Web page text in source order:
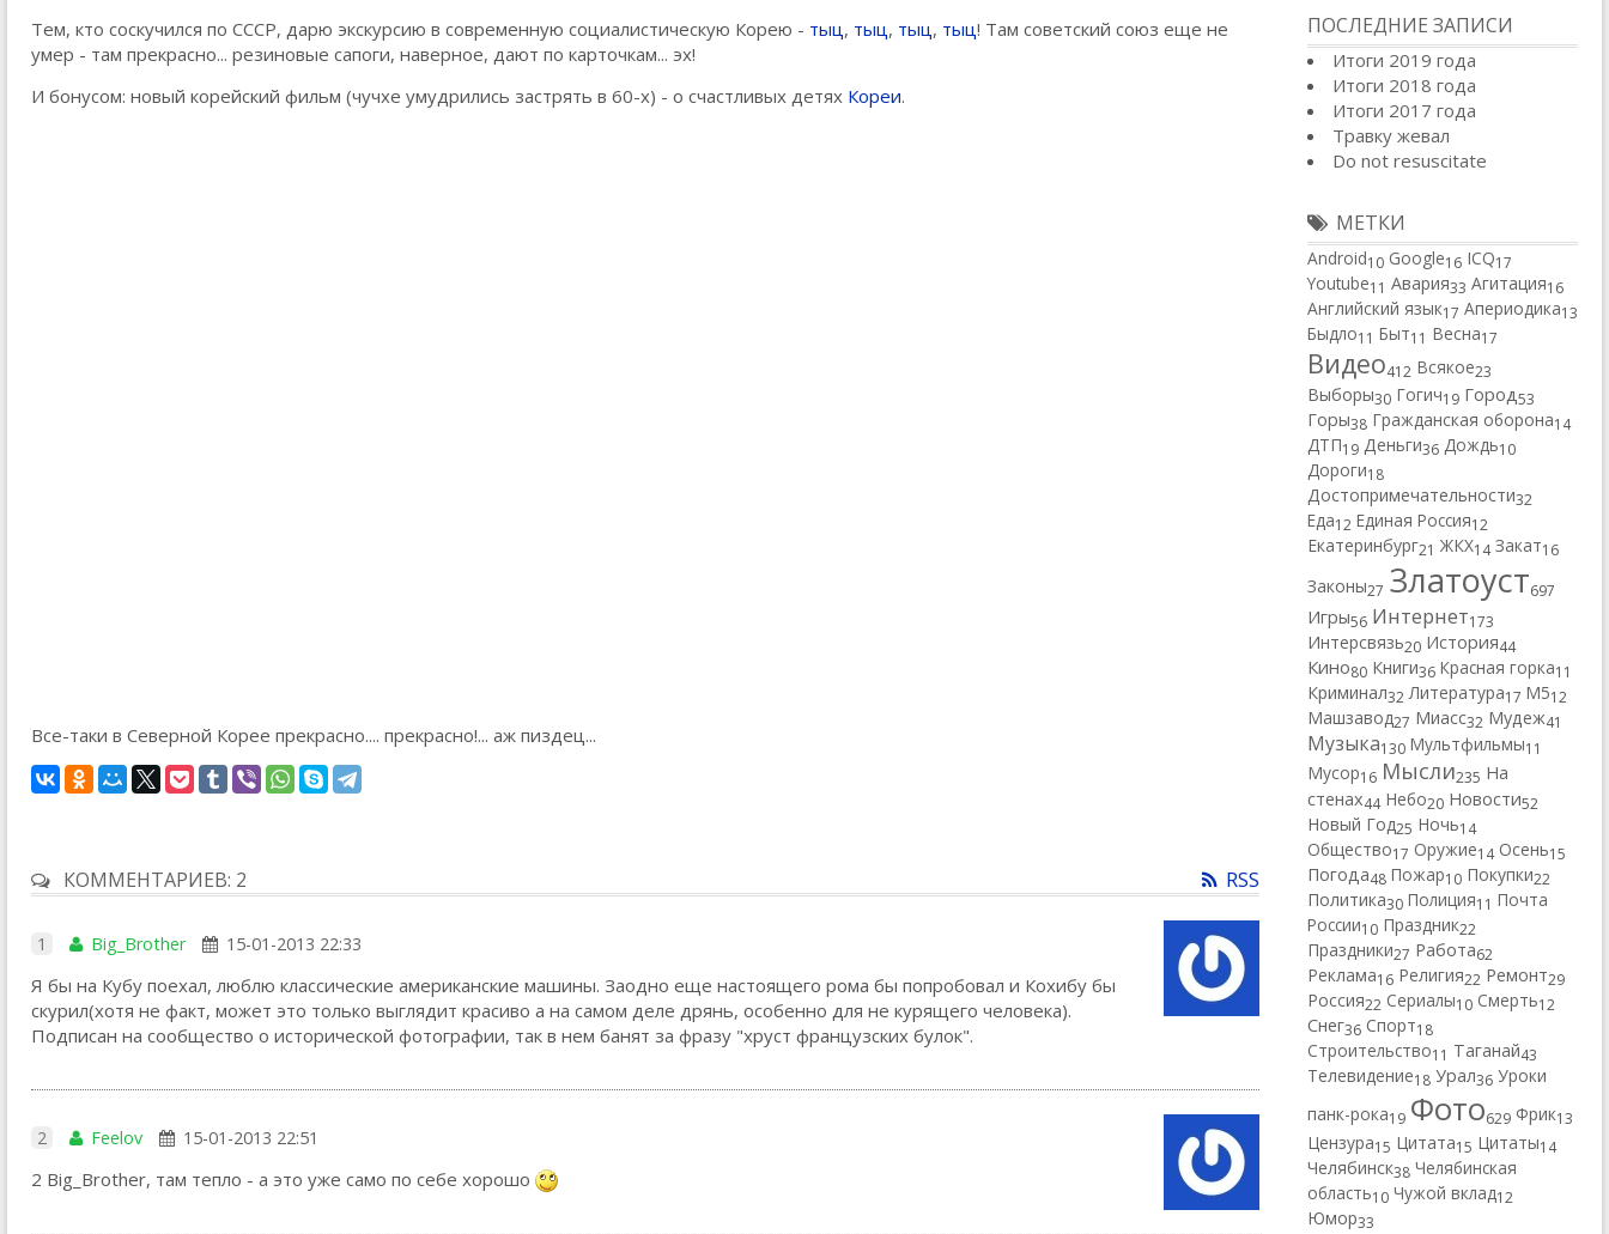
Тем, кто соскучился по СССР, дарю экскурсию в современную социалистическую Корею - тыц, тыц, тыц, тыц! Там советский союз еще не
умер - там прекрасно... резиновые сапоги, наверное, дают по карточкам... эх!
И бонусом: новый корейский фильм (чучхе умудрились застрять в 60-х) - о счастливых детях Кореи.
Все-таки в Северной Корее прекрасно.... прекрасно!... аж пиздец...
КОММЕНТАРИЕВ: 2 RSS
1 Big_Brother 15-01-2013 22:33
Я бы на Кубу поехал, люблю классические американские машины. Заодно еще настоящего рома бы попробовал и Кохибу бы
скурил(хотя не факт, может это только выглядит красиво а на самом деле дрянь, особенно для не курящего человека).
Подписан на сообщество о исторической фотографии, так в нем банят за фразу "хруст французских булок".
2 Feelov 15-01-2013 22:51
2 Big_Brother, там тепло - а это уже само по себе хорошо
ПОСЛЕДНИЕ ЗАПИСИ
Итоги 2019 года
Итоги 2018 года
Итоги 2017 года
Травку жевал
Do not resuscitate
МЕТКИ
Android10 Google16 ICQ17
Youtube11 Авария33 Агитация16
Английский язык17 Апериодика13
Быдло11 Быт11 Весна17
Видео412 Всякое23
Выборы30 Гогич19 Город53
Горы38 Гражданская оборона14
ДТП19 Деньги36 Дождь10
Дороги18
Достопримечательности32
Еда12 Единая Россия12
Екатеринбург21 ЖКХ14 Закат16
Законы27 Златоуст697
Игры56 Интернет173
Интерсвязь20 История44
Кино80 Книги36 Красная горка11
Криминал32 Литература17 М512
Машзавод27 Миасс32 Мудеж41
Музыка130 Мультфильмы11
Мусор16 Мысли235 На
стенах44 Небо20 Новости52
Новый Год25 Ночь14
Общество17 Оружие14 Осень15
Погода48 Пожар10 Покупки22
Политика30 Полиция11 Почта
России10 Праздник22
Праздники27 Работа62
Реклама16 Религия22 Ремонт29
Россия22 Сериалы10 Смерть12
Снег36 Спорт18
Строительство11 Таганай43
Телевидение18 Урал36 Уроки
панк-рока19 Фото629 Фрик13
Цензура15 Цитата15 Цитаты14
Челябинск38 Челябинская
область10 Чужой вклад12
Юмор33